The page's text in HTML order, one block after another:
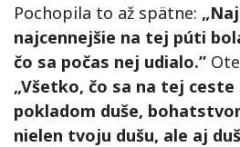
Pochopila to až spätne:
najcennejšie na tej púti
čo sa počas nej udialo.”
„Všetko, čo sa na tej
pokladom duše,
nielen tvoju dušu, ale aj